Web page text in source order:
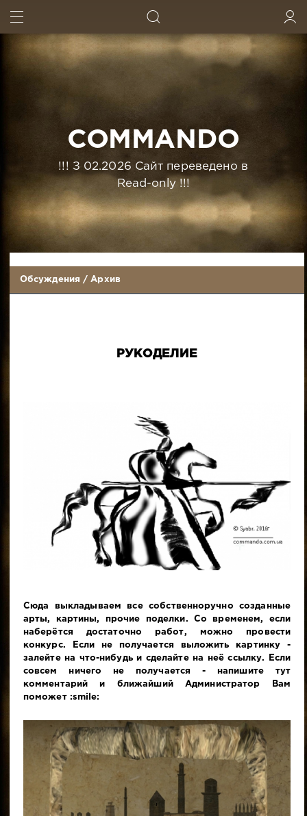
COMMANDO
!!! З 02.2026 Сайт переведено в
Read-only !!!
Обсуждения / Архив
РУКОДЕЛИЕ
Сюда выкладываем все собственноручно созданные
арты, картины, прочие поделки. Со временем, если
наберётся достаточно работ, можно провести
конкурс. Если не получается выложить картинку -
залейте на что-нибудь и сделайте на неё ссылку. Если
совсем ничего не получается - напишите тут
комментарий и ближайший Администратор Вам
поможет :smile: